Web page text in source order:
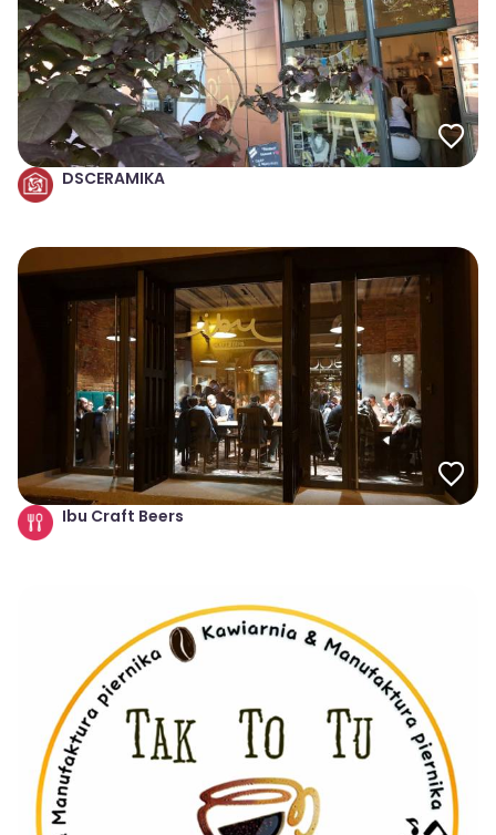
DSCERAMIKA
Ibu Craft Beers